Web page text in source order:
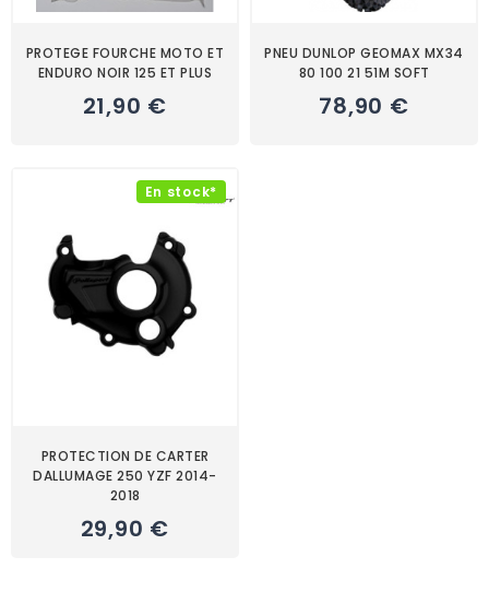
PROTEGE FOURCHE MOTO ET
ENDURO NOIR 125 ET PLUS
21,90 €
PNEU DUNLOP GEOMAX MX34
80 100 21 51M SOFT
78,90 €
En stock*
PROTECTION DE CARTER
DALLUMAGE 250 YZF 2014-
2018
29,90 €